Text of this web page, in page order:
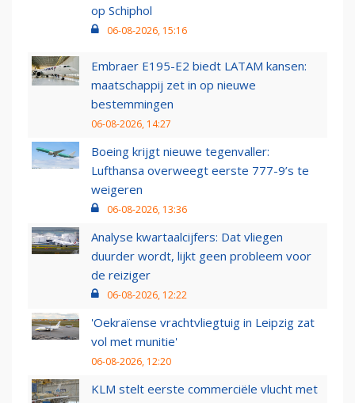
op Schiphol
06-08-2026, 15:16
Embraer E195-E2 biedt LATAM kansen:
maatschappij zet in op nieuwe
bestemmingen
06-08-2026, 14:27
Boeing krijgt nieuwe tegenvaller:
Lufthansa overweegt eerste 777-9’s te
weigeren
06-08-2026, 13:36
Analyse kwartaalcijfers: Dat vliegen
duurder wordt, lijkt geen probleem voor
de reiziger
06-08-2026, 12:22
'Oekraïense vrachtvliegtuig in Leipzig zat
vol met munitie'
06-08-2026, 12:20
KLM stelt eerste commerciële vlucht met